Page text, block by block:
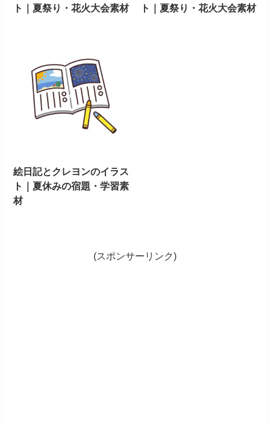
ト｜夏祭り・花火大会素材
ト｜夏祭り・花火大会素材
絵日記とクレヨンのイラス
ト｜夏休みの宿題・学習素
材
(スポンサーリンク)